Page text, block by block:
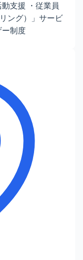
支援 ・従業員
ング）」サービ
ー制度